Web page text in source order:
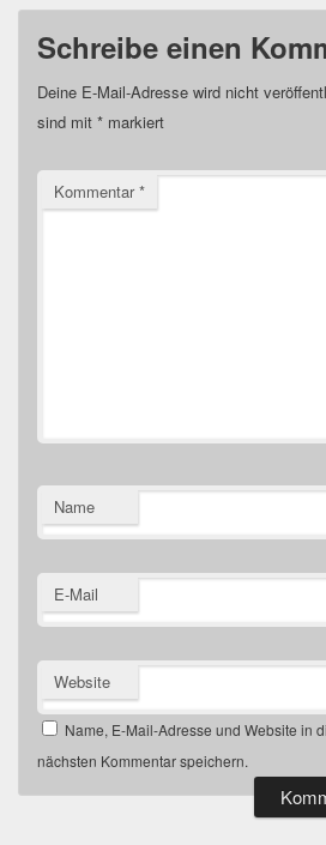
Schreibe einen
Deine E-Mail-Adresse wird nicht
sind mit * markiert
Kommentar*
Name
E-Mail
Website
Name, E-Mail-Adresse und Website in
nächsten Kommentar speichern.